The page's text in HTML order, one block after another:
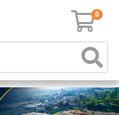
0